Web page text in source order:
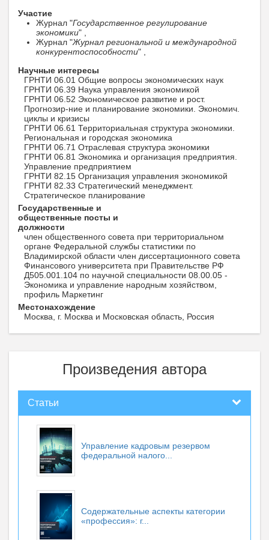
Участие
Журнал "Государственное регулирование
экономики" ,
Журнал "Журнал региональной и международной
конкурентоспособности" ,
Научные интересы
ГРНТИ 06.01 Общие вопросы экономических наук
ГРНТИ 06.39 Наука управления экономикой
ГРНТИ 06.52 Экономическое развитие и рост.
Прогнозир-ние и планирование экономики. Экономич.
циклы и кризисы
ГРНТИ 06.61 Территориальная структура экономики.
Региональная и городская экономика
ГРНТИ 06.71 Отраслевая структура экономики
ГРНТИ 06.81 Экономика и организация предприятия.
Управление предприятием
ГРНТИ 82.15 Организация управления экономикой
ГРНТИ 82.33 Стратегический менеджмент.
Стратегическое планирование
Государственные и
общественные посты и
должности
член общественного совета при территориальном
органе Федеральной службы статистики по
Владимирской области член диссертационного совета
Финансового университета при Правительстве РФ
Д505.001.104 по научной специальности 08.00.05 -
Экономика и управление народным хозяйством,
профиль Маркетинг
Местонахождение
Москва, г. Москва и Московская область, Россия
Произведения автора
Статьи
Управление кадровым резервом
федеральной налого...
Содержательные аспекты категории
«профессия»: г...